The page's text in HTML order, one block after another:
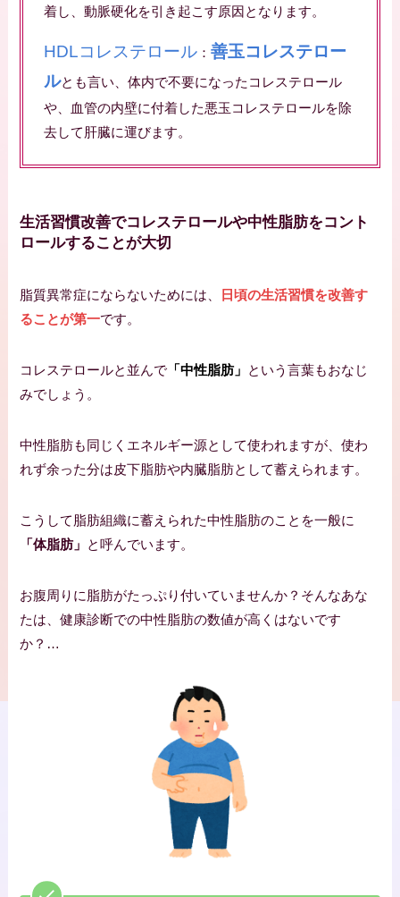
着し、動脈硬化を引き起こす原因となります。
HDLコレステロール： 善玉コレステロー
ルとも言い、体内で不要になったコレステロール
や、血管の内壁に付着した悪玉コレステロールを除
去して肝臓に運びます。
生活習慣改善でコレステロールや中性脂肪をコント
ロールすることが大切
脂質異常症にならないためには、
日頃の生活習慣を改善す
ることが第一です。
コレステロールと並んで 「中性脂肪」 という言葉もおなじ
みでしょう。
中性脂肪も同じくエネルギー源として使われますが、使わ
れず余った分は皮下脂肪や内臓脂肪として蓄えられます。
こうして脂肪組織に蓄えられた中性脂肪のことを一般に
「体脂肪」 と呼んでいます。
お腹周りに脂肪がたっぷり付いていませんか？そんなあな
たは、健康診断での中性脂肪の数値が高くはないです
か？…